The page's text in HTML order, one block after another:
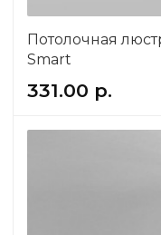
Потолочная
Smart
331.00 р.